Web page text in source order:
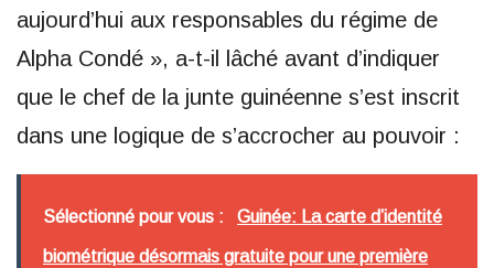
aujourd’hui aux responsables du régime de
Alpha Condé », a-t-il lâché avant d’indiquer
que le chef de la junte guinéenne s’est inscrit
dans une logique de s’accrocher au pouvoir :
Sélectionné pour vous : Guinée: La carte d’identité
biométrique désormais gratuite pour une première